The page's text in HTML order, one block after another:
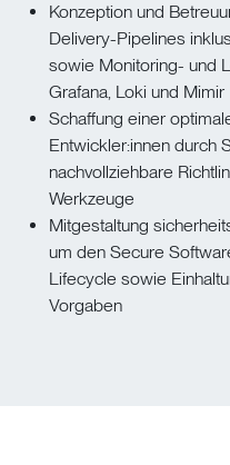
Konzeption und
Delivery-Pipelines
sowie Monitoring- und
Grafana, Loki und Mimir
Schaffung einer
Entwickler:innen durch
nachvollziehbare
Werkzeuge
Mitgestaltung
um den Secure
Lifecycle sowie
Vorgaben